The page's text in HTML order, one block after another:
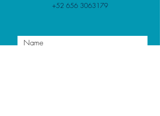
+52 656 3063179